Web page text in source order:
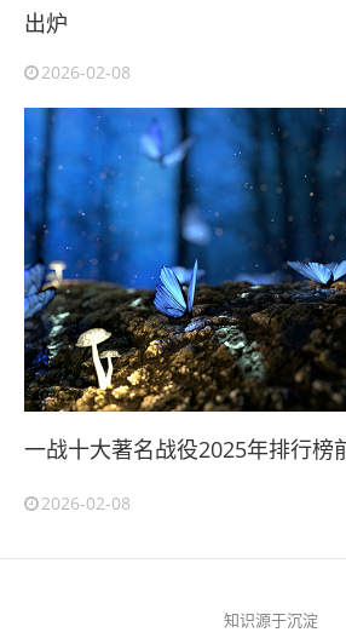
出炉
2026-02-08
一战十大著名战役2025年排行榜
2026-02-08
知识源于沉淀